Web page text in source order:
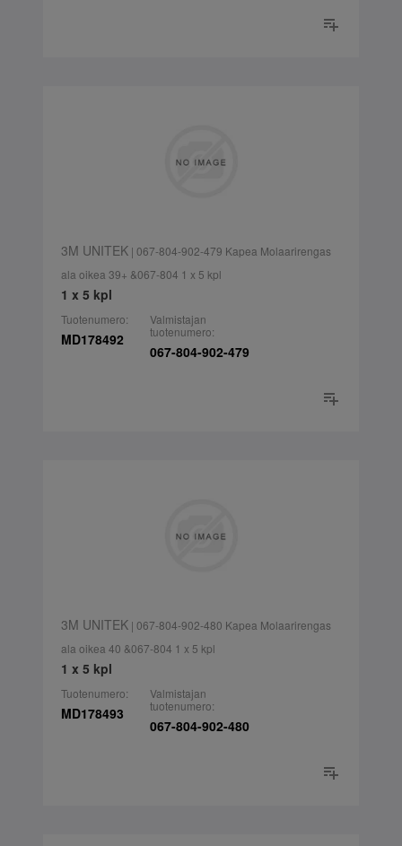
3M UNITEK| 067-804-902-479 Kapea Molaarirengas
ala oikea 39+ &067-804 1 x 5 kpl
1 x 5 kpl
Tuotenumero:
MD178492
Valmistajan
tuotenumero:
067-804-902-479
3M UNITEK| 067-804-902-480 Kapea Molaarirengas
ala oikea 40 &067-804 1 x 5 kpl
1 x 5 kpl
Tuotenumero:
MD178493
Valmistajan
tuotenumero:
067-804-902-480